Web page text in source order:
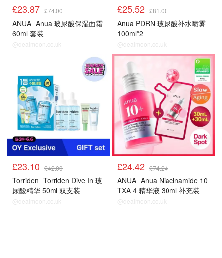
£23.87 £74.00
ANUA Anua 玻尿酸保湿面霜
60ml 套装
@dealmoon.co.uk
£25.52 £81.00
Anua PDRN 玻尿酸补水喷雾
100ml*2
@dealmoon.co.uk
£23.10 £42.00
Torriden Torriden Dive In 玻
尿酸精华 50ml 双支装
@dealmoon.co.uk
£24.42 £74.24
ANUA Anua Niacinamide 10
TXA 4 精华液 30ml 补充装
@dealmoon.co.uk